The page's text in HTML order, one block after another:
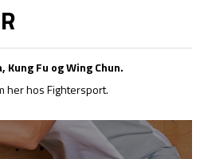
Fu og Wing Chun.
her hos Fightersport.